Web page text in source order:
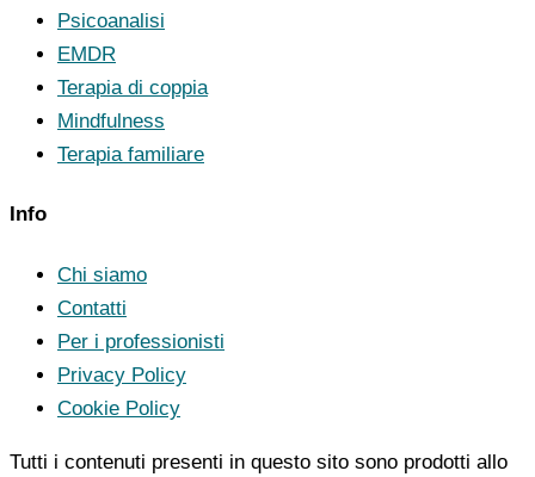
Psicoanalisi
EMDR
Terapia di coppia
Mindfulness
Terapia familiare
Info
Chi siamo
Contatti
Per i professionisti
Privacy Policy
Cookie Policy
Tutti i contenuti presenti in questo sito sono prodotti allo